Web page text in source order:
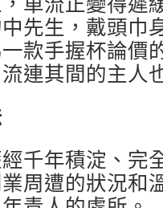
先生，戴頭巾
一款手握杯論
連其間的主人
千年積淀、完
周遭的狀況和